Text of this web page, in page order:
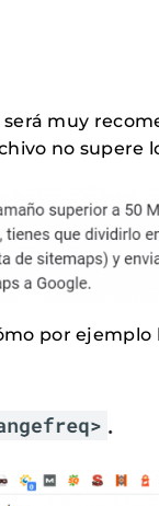
muy
no supere
por ejemplo